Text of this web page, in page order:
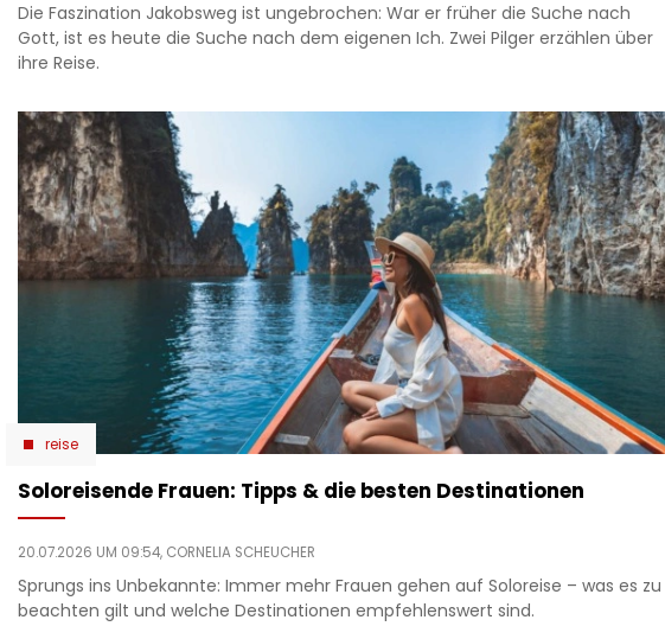
Die Faszination Jakobsweg ist ungebrochen: War er früher die Suche nach
Gott, ist es heute die Suche nach dem eigenen Ich. Zwei Pilger erzählen über
ihre Reise.
reise
Soloreisende Frauen: Tipps & die besten Destinationen
20.07.2026 UM 09:54, CORNELIA SCHEUCHER
Sprungs ins Unbekannte: Immer mehr Frauen gehen auf Soloreise – was es zu
beachten gilt und welche Destinationen empfehlenswert sind.